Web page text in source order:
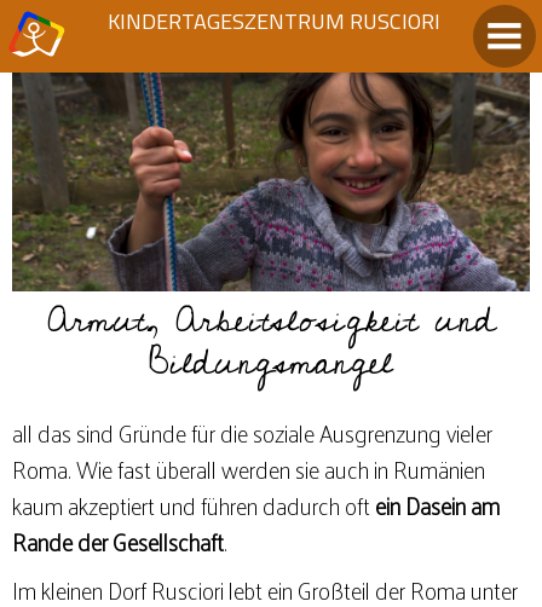
KINDERTAGESZENTRUM RUSCIORI
Armut, Arbeitslosigkeit und
Bildungsmangel
all das sind Gründe für die soziale Ausgrenzung vieler
Roma. Wie fast überall werden sie auch in Rumänien
kaum akzeptiert und führen dadurch oftein Dasein am
Rande der Gesellschaft.
Im kleinen Dorf Rusciori lebt ein Großteil der Roma unter